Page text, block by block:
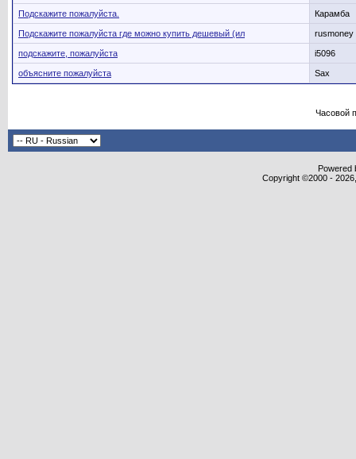
Подскажите пожалуйста. Карамба
Подскажите пожалуйста где можно купить дешевый (ил rusmoney
подскажите, пожалуйста i5096
объясните пожалуйста Sax
Часовой
Powered
Copyright ©2000 -